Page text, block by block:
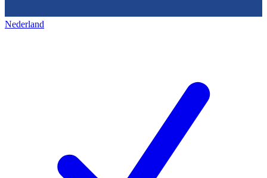
Nederland